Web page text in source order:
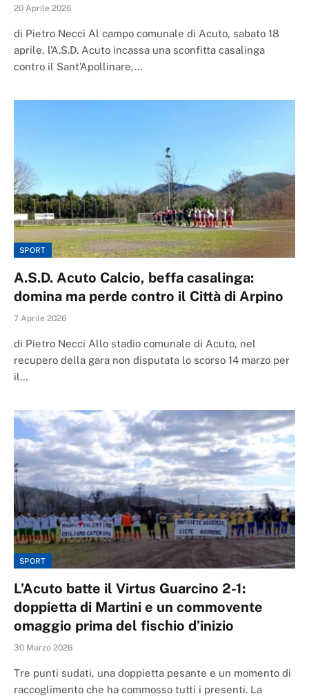
20 Aprile 2026
di Pietro Necci Al campo comunale di Acuto, sabato 18
aprile, l’A.S.D. Acuto incassa una sconfitta casalinga
contro il Sant’Apollinare,…
SPORT
A.S.D. Acuto Calcio, beffa casalinga:
domina ma perde contro il Città di Arpino
7 Aprile 2026
di Pietro Necci Allo stadio comunale di Acuto, nel
recupero della gara non disputata lo scorso 14 marzo per
il…
SPORT
L’Acuto batte il Virtus Guarcino 2-1:
doppietta di Martini e un commovente
omaggio prima del fischio d’inizio
30 Marzo 2026
Tre punti sudati, una doppietta pesante e un momento di
raccoglimento che ha commosso tutti i presenti. La